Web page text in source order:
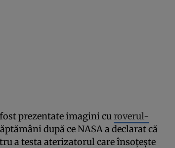
prezentate imagini curoverul-
după ce NASA a declarat că
a testa aterizatorul care însoțește